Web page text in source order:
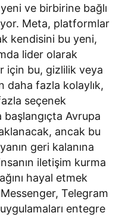
ve birbirine bağlı
Meta, platformlar
kendisini bu yeni,
lider olarak
için bu, gizlilik veya
daha fazla kolaylık,
seçenek
başlangıçta Avrupa
ancak bu
geri kalanına
iletişim kurma
hayal etmek
Telegram
entegre